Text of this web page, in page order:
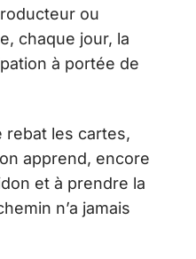
ou
chaque jour, la
à portée de
rebat les cartes,
apprend, encore
et à prendre la
n’a jamais